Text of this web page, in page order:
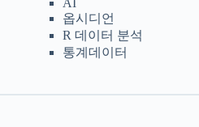
AI
옵시디언
R 데이터 분석
통계데이터